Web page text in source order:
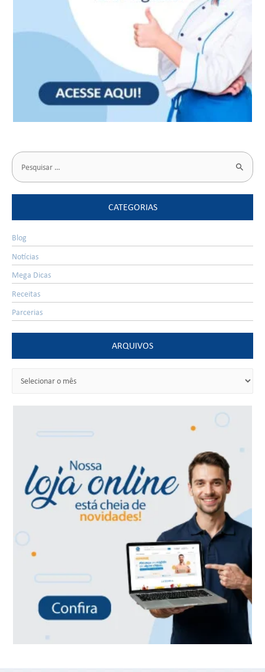
CATEGORIAS
Blog
Notícias
Mega Dicas
Receitas
Parcerias
ARQUIVOS